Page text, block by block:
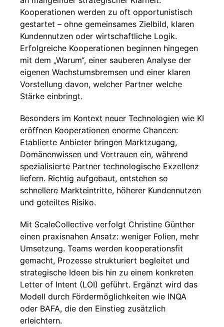
Kooperationen werden zu oft opportunistisch
gestartet – ohne gemeinsames Zielbild, klaren
Kundennutzen oder wirtschaftliche Logik.
Erfolgreiche Kooperationen beginnen hingegen
mit dem „Warum“, einer sauberen Analyse der
eigenen Wachstumsbremsen und einer klaren
Vorstellung davon, welcher Partner welche
Stärke einbringt.
Besonders im Kontext neuer Technologien wie KI
eröffnen Kooperationen enorme Chancen:
Etablierte Anbieter bringen Marktzugang,
Domänenwissen und Vertrauen ein, während
spezialisierte Partner technologische Exzellenz
liefern. Richtig aufgebaut, entstehen so
schnellere Markteintritte, höherer Kundennutzen
und geteiltes Risiko.
Mit ScaleCollective verfolgt Christine Günther
einen praxisnahen Ansatz: weniger Folien, mehr
Umsetzung. Teams werden kooperationsfit
gemacht, Prozesse strukturiert begleitet und
strategische Ideen bis hin zu einem konkreten
Letter of Intent (LOI) geführt. Ergänzt wird das
Modell durch Fördermöglichkeiten wie INQA
oder BAFA, die den Einstieg zusätzlich
erleichtern.